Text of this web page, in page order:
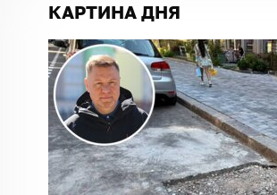
КАРТИНА ДНЯ